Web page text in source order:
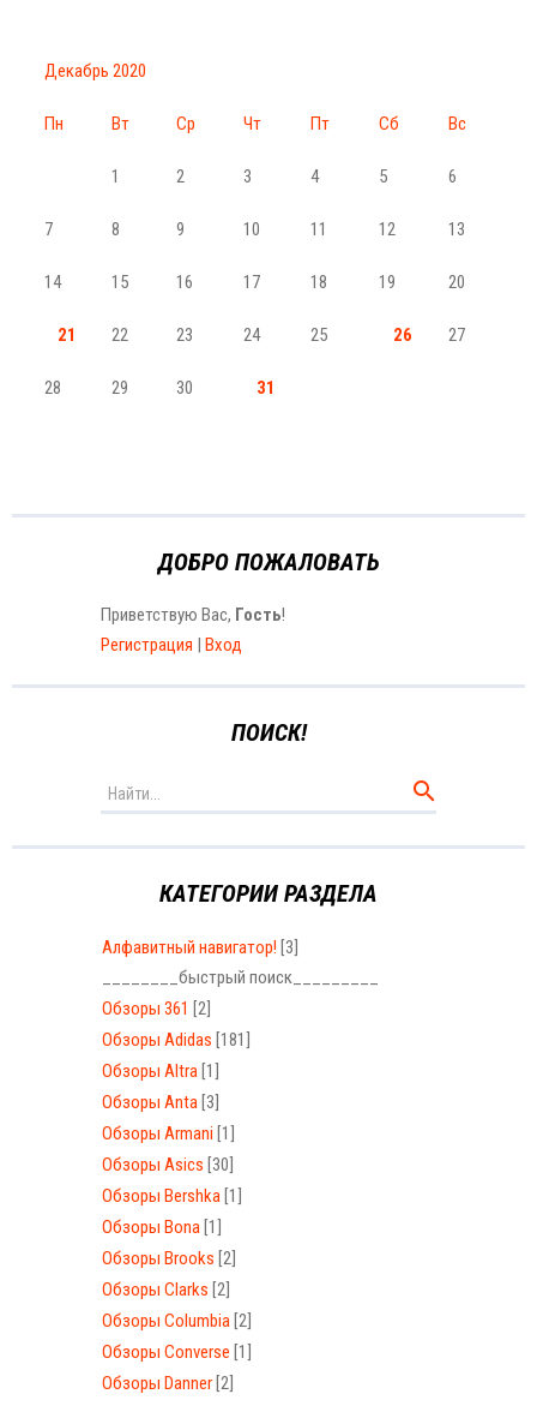
Декабрь 2020
Пн Вт Ср Чт Пт Сб Вс
1 2 3 4 5 6
7 8 9 10 11 12 13
14 15 16 17 18 19 20
21 22 23 24 25 26 27
28 29 30 31
ДОБРО ПОЖАЛОВАТЬ
Приветствую Вас, Гость!
Регистрация | Вход
ПОИСК!
КАТЕГОРИИ РАЗДЕЛА
Алфавитный навигатор! [3]
________быстрый поиск_________
Обзоры 361 [2]
Обзоры Adidas [181]
Обзоры Altra [1]
Обзоры Anta [3]
Обзоры Armani [1]
Обзоры Asics [30]
Обзоры Bershka [1]
Обзоры Bona [1]
Обзоры Brooks [2]
Обзоры Clarks [2]
Обзоры Columbia [2]
Обзоры Converse [1]
Обзоры Danner [2]